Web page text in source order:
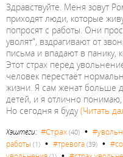
Здравствуйте. Меня зовут
приходят люди, которые
попросят с работы. Они
уволят", вздрагивают от
письма и впадают в панику,
Этот страх перед
человек перестаёт
жизни. Я сам женат больше
детей, и я отлично понимаю,
Но сегодня я буду(Читать
Хэштеги: #Страх (40) •
работы (1) • #тревога (39) •